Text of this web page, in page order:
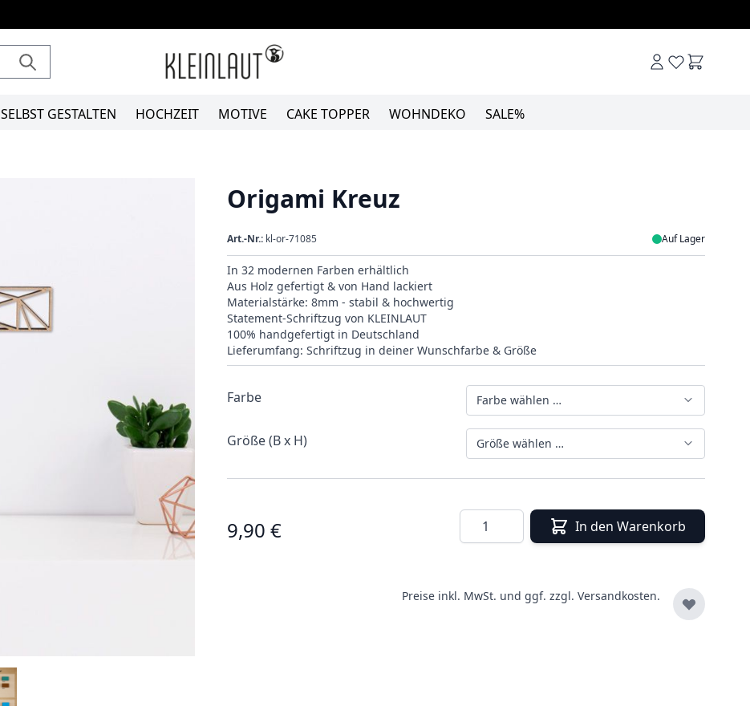
SELBST GESTALTEN HOCHZEIT MOTIVE CAKE TOPPER WOHNDEKO SALE%
Origami Kreuz
Art.-Nr.: kl-or-71085 Auf Lager
In 32 modernen Farben erhältlich
Aus Holz gefertigt & von Hand lackiert
Materialstärke: 8mm - stabil & hochwertig
Statement-Schriftzug von KLEINLAUT
100% handgefertigt in Deutschland
Lieferumfang: Schriftzug in deiner Wunschfarbe & Größe
Farbe Farbe wählen …
Größe (B x H) Größe wählen …
9,90 € Menge In den Warenkorb
Preise inkl. MwSt. und ggf. zzgl. Versandkosten.